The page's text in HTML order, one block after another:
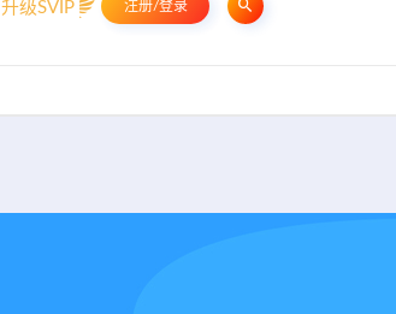
热门标签 资源专题 资源存档
升级SVIP 注册/登录